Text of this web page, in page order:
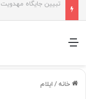
منو
خانه / ایلام